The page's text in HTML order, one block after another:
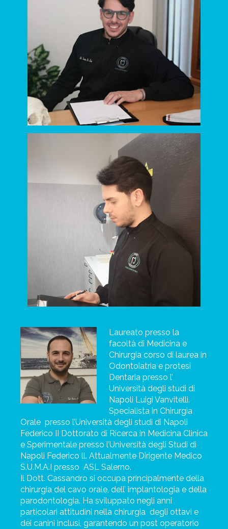
Laureato presso la
facoltà di Medicina e
Chirurgia corso di laurea in
Odontoiatria e protesi
Dentaria presso l’
Università degli studi di
Napoli Luigi Vanvitelli.
Specialista in Chirurgia
Orale presso l’Università degli studi di Napoli
Federico II Dottorato di Ricerca in Medicina Clinica
e Sperimentale presso l’Università degli Studi di
Napoli Federico ll. Attualmente Dirigente Medico
S.U.M.A.I presso ASL Salerno.
Il Dott. Cassandro si occupa principalmente della
chirurgia del cavo orale, dell’ implantologia e della
parodontologia. Ha sviluppato negli anni
particolari attitudini nella chirurgia degli ottavi e
dei canini inclusi, garantendo un post operatorio